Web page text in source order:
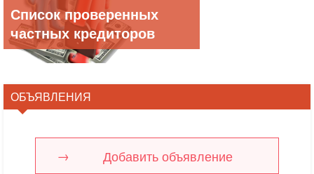
Список проверенных
частных кредиторов
ОБЪЯВЛЕНИЯ
Добавить объявление